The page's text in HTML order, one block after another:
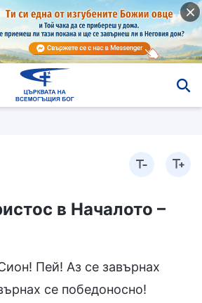
в Началото –
Пей! Аз се завърнах
се победоносно!